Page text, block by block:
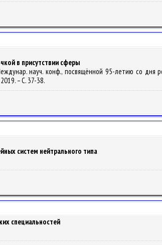
в присутствии сферы
науч. конф., посвящённой 95-летию со дня
– С. 37-38.
систем нейтрального типа
специальностей